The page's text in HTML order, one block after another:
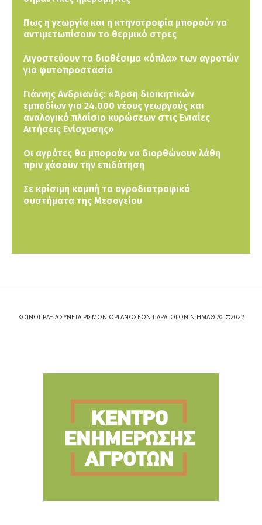
Πως η γεωργία και η κτηνοτροφία μπορούν να
αντιμετωπίσουν το θερμικό στρες
Λιγοστεύουν τα διαθέσιμα «όπλα» των αγροτών
για φυτοπροστασία
Γιάννης Ανδριανός: «Άρση διοικητικών
εμποδίων για 24.000 νέους γεωργούς και
αναλογικό πλαίσιο κυρώσεων στις Ενιαίες
Αιτήσεις Ενίσχυσης»
Οι αγρότες θα μπορούν να διορθώνουν λάθη
πριν χάσουν την επιδότηση
Σε κρίσιμη καμπή τα αγροδιατροφικά
συστήματα της Μεσογείου
ΚΟΙΝΟΠΡΑΞΙΑ ΣΥΝΕΤΑΙΡΙΣΜΩΝ ΟΡΓΑΝΩΣΕΩΝ ΠΑΡΑΓΩΓΩΝ Ν.ΗΜΑΘΙΑΣ ©2022